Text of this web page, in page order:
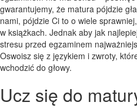
gwarantujemy, że matura pójdzie
nami, pójdzie Ci to o wiele
w książkach. Jednak aby jak
stresu przed egzaminem
Oswoisz się z językiem i zwroty,
wchodzić do głowy.
Ucz się do